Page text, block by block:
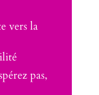
vers la
pas,